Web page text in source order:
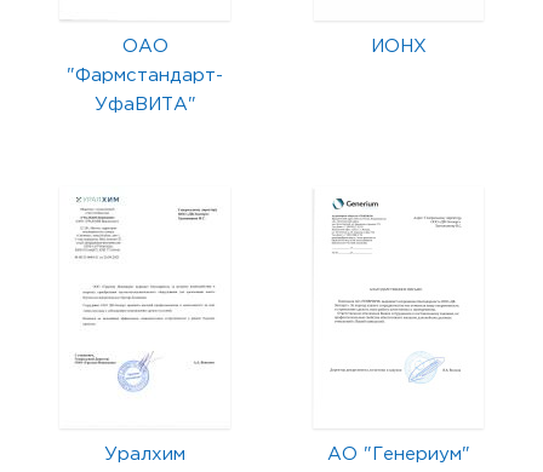
ОАО
"Фармстандарт-
УфаВИТА"
ИОНХ
Уралхим АО "Генериум"